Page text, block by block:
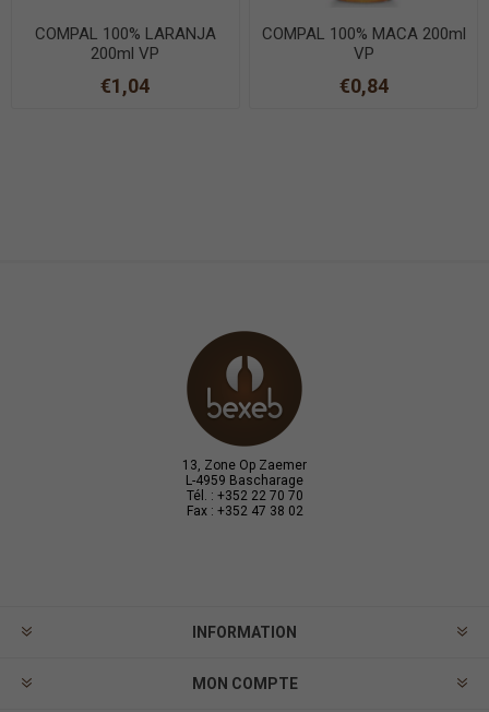
COMPAL 100% LARANJA
200ml VP
€1,04
COMPAL 100% MACA 200ml
VP
€0,84
13, Zone Op Zaemer
L-4959 Bascharage
Tél. : +352 22 70 70
Fax : +352 47 38 02
INFORMATION
MON COMPTE